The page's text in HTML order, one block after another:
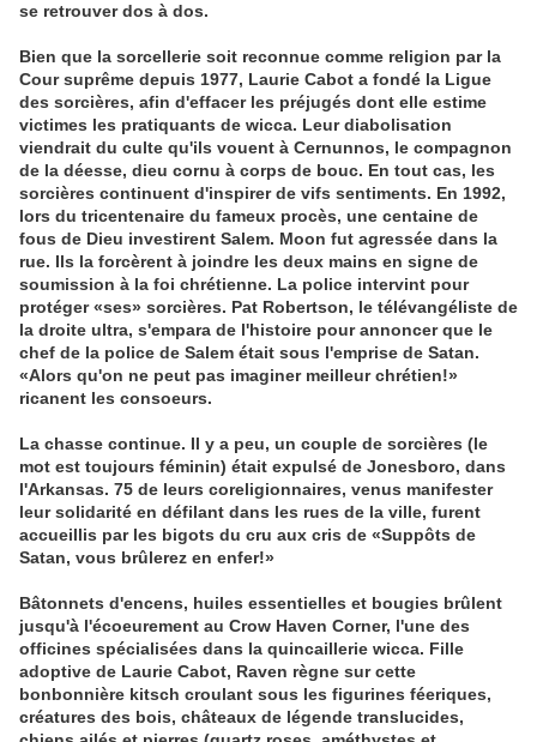
se retrouver dos à dos.
Bien que la sorcellerie soit reconnue comme religion par la
Cour suprême depuis 1977, Laurie Cabot a fondé la Ligue
des sorcières, afin d'effacer les préjugés dont elle estime
victimes les pratiquants de wicca. Leur diabolisation
viendrait du culte qu'ils vouent à Cernunnos, le compagnon
de la déesse, dieu cornu à corps de bouc. En tout cas, les
sorcières continuent d'inspirer de vifs sentiments. En 1992,
lors du tricentenaire du fameux procès, une centaine de
fous de Dieu investirent Salem. Moon fut agressée dans la
rue. Ils la forcèrent à joindre les deux mains en signe de
soumission à la foi chrétienne. La police intervint pour
protéger «ses» sorcières. Pat Robertson, le télévangéliste de
la droite ultra, s'empara de l'histoire pour annoncer que le
chef de la police de Salem était sous l'emprise de Satan.
«Alors qu'on ne peut pas imaginer meilleur chrétien!»
ricanent les consoeurs.
La chasse continue. Il y a peu, un couple de sorcières (le
mot est toujours féminin) était expulsé de Jonesboro, dans
l'Arkansas. 75 de leurs coreligionnaires, venus manifester
leur solidarité en défilant dans les rues de la ville, furent
accueillis par les bigots du cru aux cris de «Suppôts de
Satan, vous brûlerez en enfer!»
Bâtonnets d'encens, huiles essentielles et bougies brûlent
jusqu'à l'écoeurement au Crow Haven Corner, l'une des
officines spécialisées dans la quincaillerie wicca. Fille
adoptive de Laurie Cabot, Raven règne sur cette
bonbonnière kitsch croulant sous les figurines féeriques,
créatures des bois, châteaux de légende translucides,